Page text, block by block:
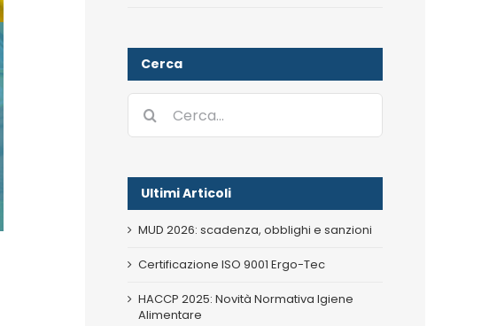
Cerca
per:
Ultimi Articoli
MUD 2026: scadenza, obblighi e sanzioni
Certificazione ISO 9001 Ergo-Tec
HACCP 2025: Novità Normativa Igiene
Alimentare